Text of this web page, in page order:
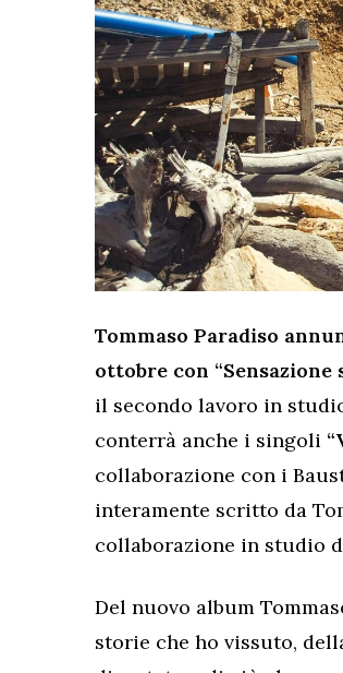
Tommaso Paradiso
ottobre con “Sensazione
il secondo lavoro in
conterrà anche i singoli
collaborazione con i
interamente scritto da
collaborazione in studio
Del nuovo album
storie che ho vissuto,